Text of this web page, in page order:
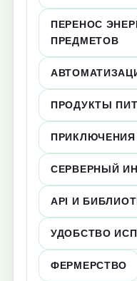
ПЕРЕНОС
ПРЕДМЕТОВ
ПРОДУКТЫ
ПРИКЛЮЧЕНИЯ
СЕРВЕРНЫЙ
API И
УДОБСТВО
ФЕРМЕРСТВО